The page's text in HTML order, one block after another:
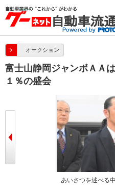
オークション
富士山静岡ジャンボＡＡ
１％の盛会
あいさつを述べる